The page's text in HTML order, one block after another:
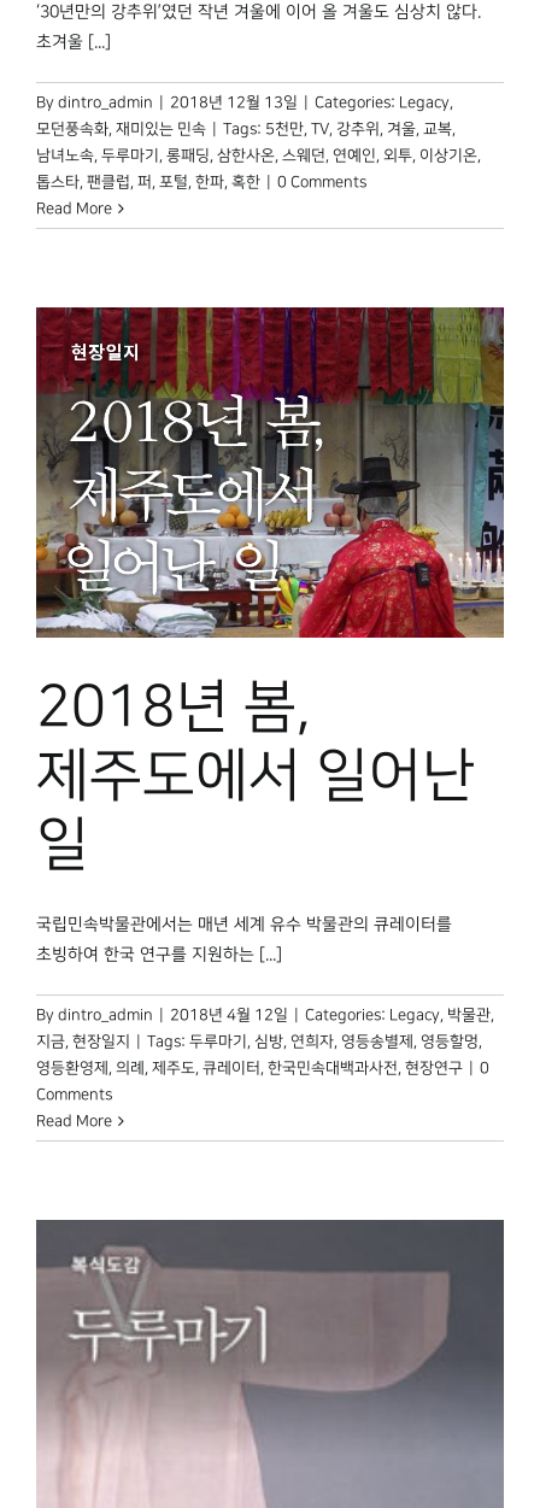
‘30년만의 강추위’였던 작년 겨울에 이어 올 겨울도 심상치 않다.
초겨울 [...]
By dintro_admin 2018년 12월 13일 Categories: Legacy
모던풍속화 재미있는 민속 Tags: 5천만 TV 강추위 겨울 교복
남녀노속 두루마기 롱패딩 삼한사온 스웨던 연예인 외투 이상기온
톱스타 팬클럽 퍼 포털 한파 혹한
0 Comments
Read More
2018년 봄,
제주도에서 일어난
일
국립민속박물관에서는 매년 세계 유수 박물관의 큐레이터를
초빙하여 한국 연구를 지원하는 [...]
By dintro_admin 2018년 4월 12일 Categories: Legacy, 박물관,
지금, 현장일지 Tags: 두루마기 , 심방, 연희자, 영등송별제 , 영등할멍,
영등환영제 , 의례 , 제주도, 큐레이터 , 한국민속대백과사전, 현장연구
0
Comments
Read More